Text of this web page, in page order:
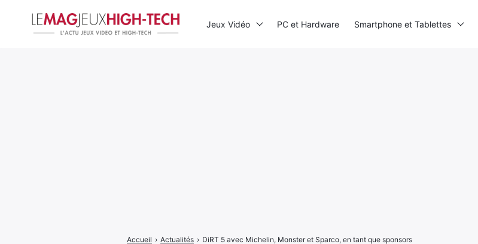
Accueil › Actualités › DiRT 5 avec Michelin, Monster et Sparco, en tant que sponsors
Jeux Vidéo PC et Hardware Smartphone et Tablettes